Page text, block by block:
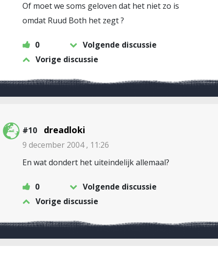
Of moet we soms geloven dat het niet zo is
omdat Ruud Both het zegt ?
0
Volgende discussie
Vorige discussie
#10 dreadloki
9 december 2004 , 11:26
En wat dondert het uiteindelijk allemaal?
0
Volgende discussie
Vorige discussie